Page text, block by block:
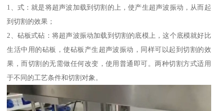
1、式：就是将超声波加载到切割的上，使产生超声波振动，从而起
到切割的效果；
2、砧板式砧：将超声波振动加载到切割的底模上，这个底模就好比
生活中用的砧板，使砧板产生超声波振动，同样可以起到切割的效
果，而切割的无需做任何改变，使用普通即可。两种切割方式适用
于不同的工艺条件和切割对象。